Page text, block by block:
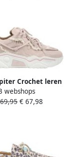
Crochet leren
lichtroze
webshops
€ 67,98